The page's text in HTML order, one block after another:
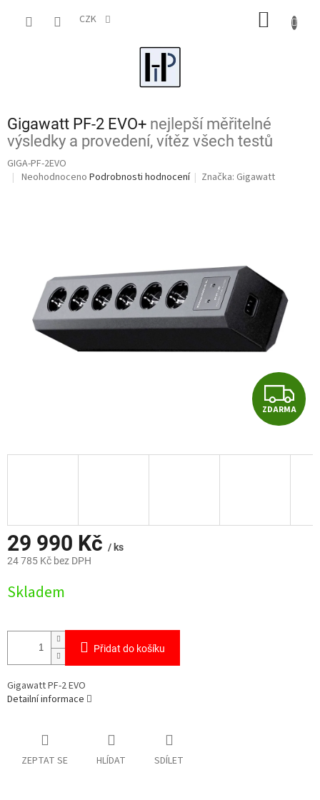
CZK
Gigawatt PF-2 EVO+ nejlepší měřitelné
výsledky a provedení, vítěz všech testů
GIGA-PF-2EVO
Průměrné
Neohodnoceno Podrobnosti hodnocení Značka: Gigawatt
Z
D
A
ZDARMA
29 990 Kč / ks
24 785 Kč bez DPH
cena:
Skladem
Přidat do košíku
Gigawatt PF-2 EVO
Detailní informace
ZEPTAT SE HLÍDAT SDÍLET